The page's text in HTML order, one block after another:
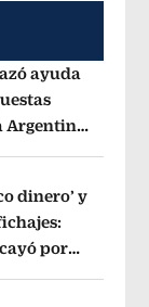
ayuda
Argentina
dinero’ y
por